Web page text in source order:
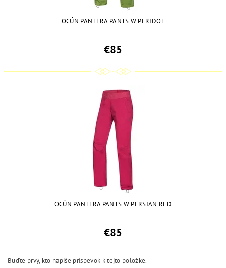
OCÚN PANTERA PANTS W PERIDOT
€85
OCÚN PANTERA PANTS W PERSIAN RED
€85
Buďte prvý, kto napíše príspevok k tejto položke.